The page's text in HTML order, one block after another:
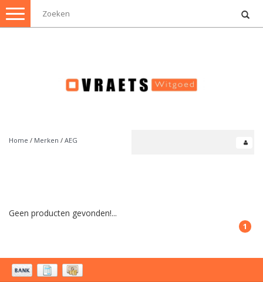
Toggle
navigation
Home / Merken / AEG
Geen producten gevonden!...
1